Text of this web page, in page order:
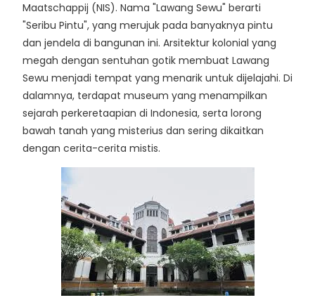
Maatschappij (NIS). Nama "Lawang Sewu" berarti
"Seribu Pintu", yang merujuk pada banyaknya pintu
dan jendela di bangunan ini. Arsitektur kolonial yang
megah dengan sentuhan gotik membuat Lawang
Sewu menjadi tempat yang menarik untuk dijelajahi. Di
dalamnya, terdapat museum yang menampilkan
sejarah perkeretaapian di Indonesia, serta lorong
bawah tanah yang misterius dan sering dikaitkan
dengan cerita-cerita mistis.